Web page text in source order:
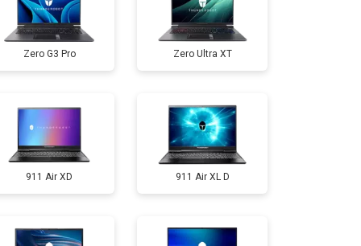
2300 ₽ Заказать
3300 ₽ Заказать
3800 ₽ Заказать
1500 ₽ Заказать
2900 ₽ Заказать
Zero G3 Pro Zero Ultra XT
911 Air XD 911 Air XL D